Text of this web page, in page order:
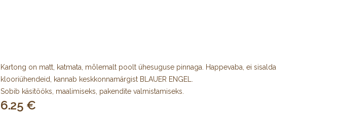
Kartong on matt, katmata, mõlemalt poolt ühesuguse pinnaga. Happevaba, ei sisalda
klooriühendeid, kannab keskkonnamärgist BLAUER ENGEL.
Sobib käsitööks, maalimiseks, pakendite valmistamiseks.
6.25